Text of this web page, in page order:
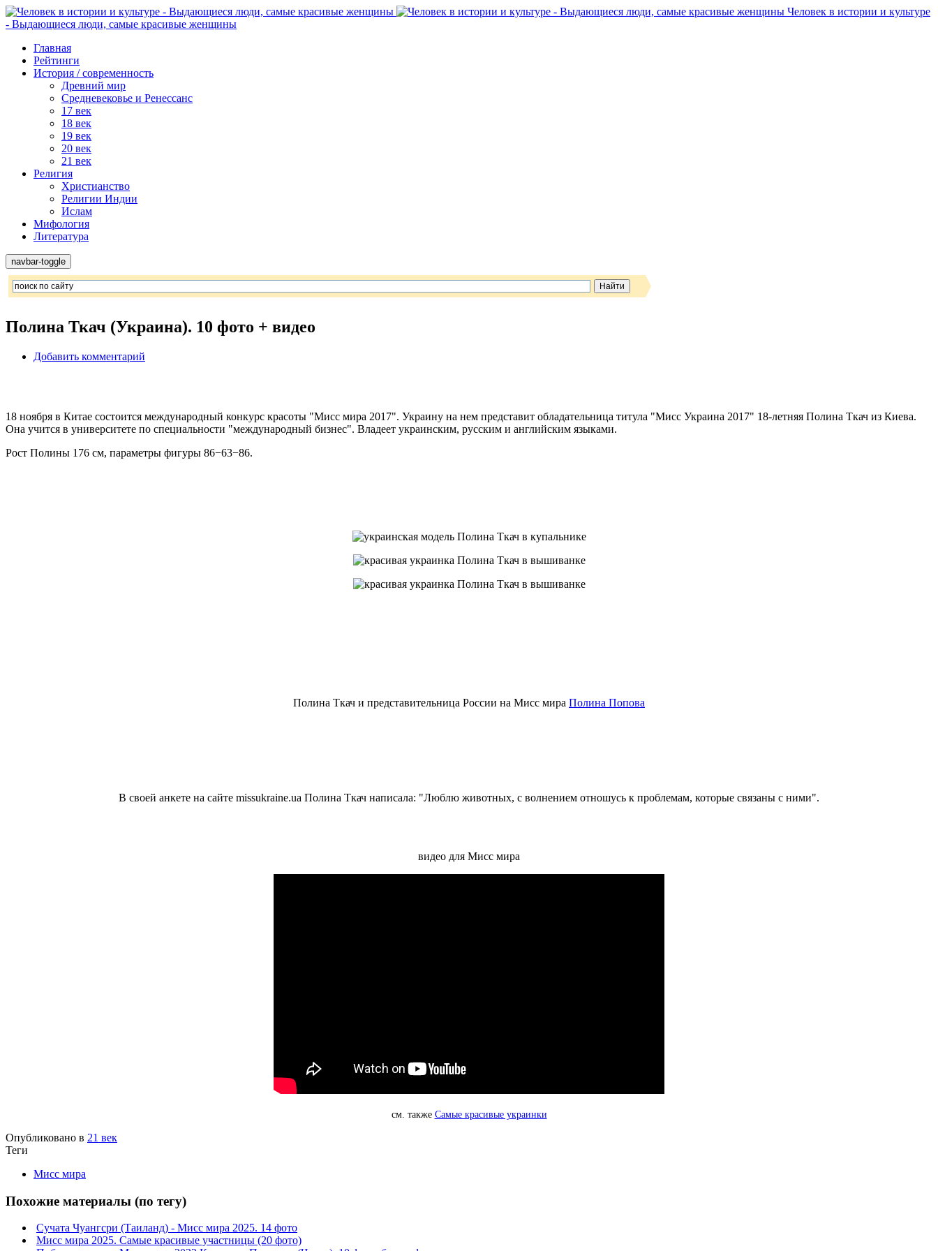
Человек в истории и культуре
- Выдающиеся люди, самые красивые женщины
Главная
Рейтинги
История / современность
Древний мир
Средневековье и Ренессанс
17 век
18 век
19 век
20 век
21 век
Религия
Христианство
Религии Индии
Ислам
Мифология
Литература
navbar-toggle
Полина Ткач (Украина). 10 фото + видео
Добавить комментарий
18 ноября в Китае состоится международный конкурс красоты "Мисс мира 2017". Украину на нем представит обладательница титула "Мисс Украина 2017" 18-летняя Полина Ткач из Киева.
Она учится в университете по специальности "международный бизнес". Владеет украинским, русским и английским языками.
Рост Полины 176 см, параметры фигуры 86−63−86.
Полина Ткач и представительница России на Мисс мира Полина Попова
В своей анкете на сайте missukraine.ua Полина Ткач написала: "Люблю животных, с волнением отношусь к проблемам, которые связаны с ними".
видео для Мисс мира
см. также Самые красивые украинки
Опубликовано в 21 век
Теги
Мисс мира
Похожие материалы (по тегу)
Сучата Чуангсри (Таиланд) - Мисс мира 2025. 14 фото
Мисс мира 2025. Самые красивые участницы (20 фото)